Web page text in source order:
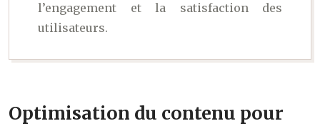
l’engagement et la satisfaction des
utilisateurs.
Optimisation du contenu pour